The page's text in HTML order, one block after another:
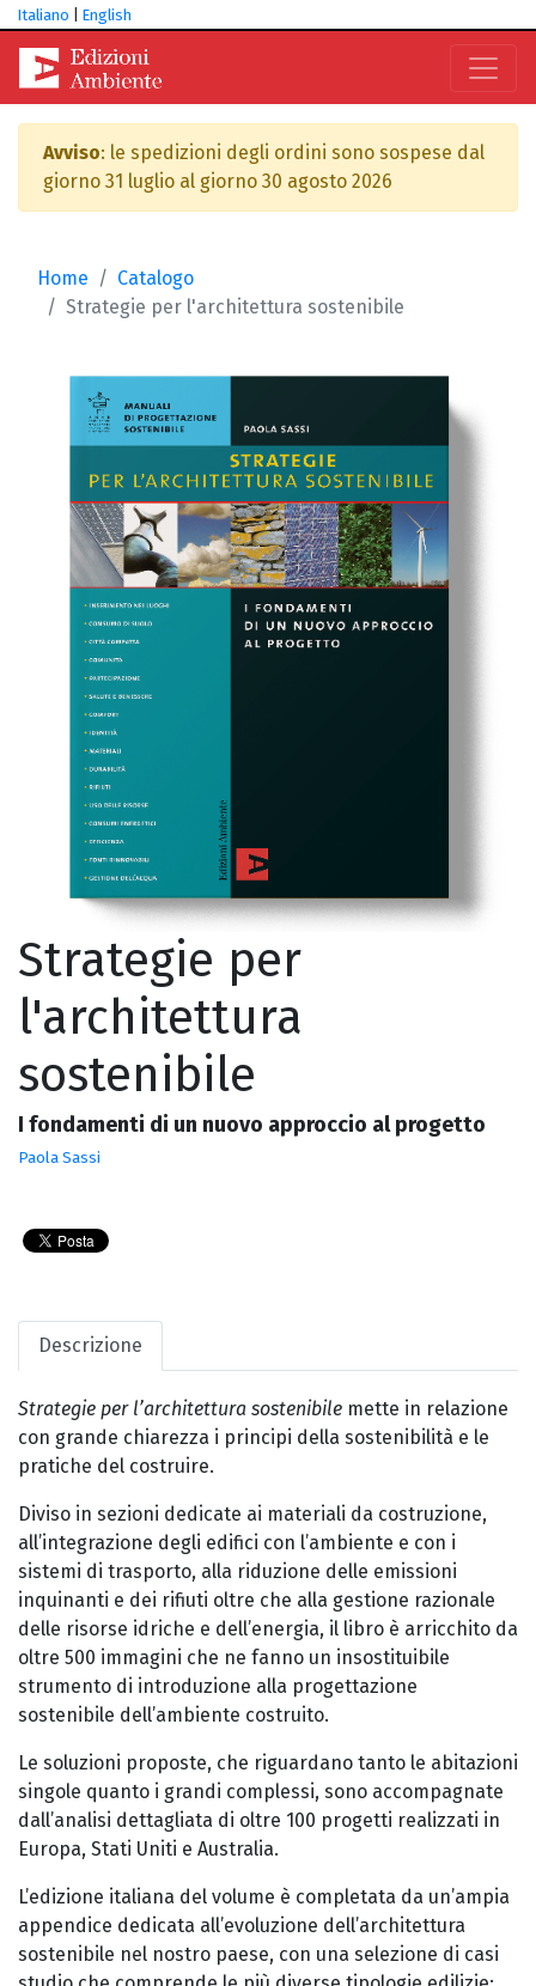
Italiano English
Avviso: le spedizioni degli ordini sono sospese dal
giorno 31 luglio al giorno 30 agosto 2026
Home
Catalogo
Strategie per l'architettura sostenibile
Strategie per
l'architettura
sostenibile
I fondamenti di un nuovo approccio al progetto
Paola Sassi
Descrizione
Strategie per l’architettura sostenibile mette in relazione
con grande chiarezza i principi della sostenibilità e le
pratiche del costruire.
Diviso in sezioni dedicate ai materiali da costruzione,
all’integrazione degli edifici con l’ambiente e con i
sistemi di trasporto, alla riduzione delle emissioni
inquinanti e dei rifiuti oltre che alla gestione razionale
delle risorse idriche e dell’energia, il libro è arricchito da
oltre 500 immagini che ne fanno un insostituibile
strumento di introduzione alla progettazione
sostenibile dell’ambiente costruito.
Le soluzioni proposte, che riguardano tanto le abitazioni
singole quanto i grandi complessi, sono accompagnate
dall’analisi dettagliata di oltre 100 progetti realizzati in
Europa, Stati Uniti e Australia.
L’edizione italiana del volume è completata da un’ampia
appendice dedicata all’evoluzione dell’architettura
sostenibile nel nostro paese, con una selezione di casi